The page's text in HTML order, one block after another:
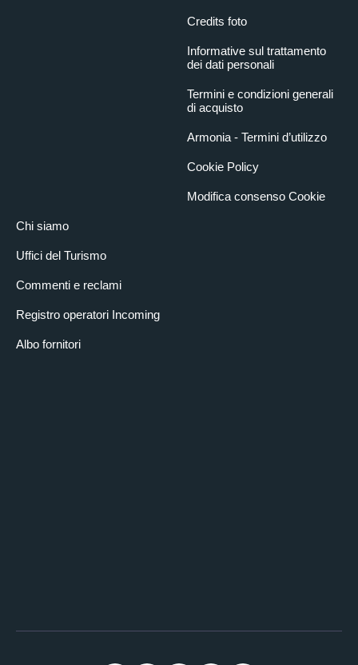
Chi siamo
Uffici del Turismo
Commenti e reclami
Registro operatori Incoming
Albo fornitori
Credits foto
Informative sul trattamento
dei dati personali
Termini e condizioni generali
di acquisto
Armonia - Termini d’utilizzo
Cookie Policy
Modifica consenso Cookie